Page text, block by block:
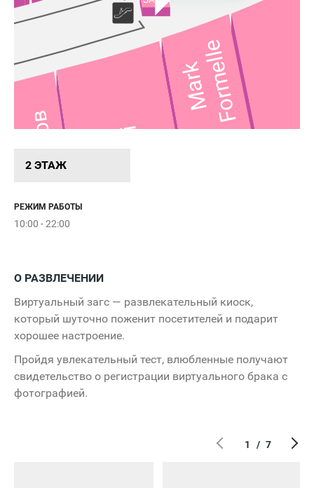
2 ЭТАЖ
РЕЖИМ РАБОТЫ
10:00 - 22:00
MarkFormelle
Дом
Драконов
О РАЗВЛЕЧЕНИИ
Виртуальный загс — развлекательный киоск,
который шуточно поженит посетителей и подарит
хорошее настроение.
Пройдя увлекательный тест, влюбленные получают
свидетельство о регистрации виртуального брака с
фотографией.
1 / 7